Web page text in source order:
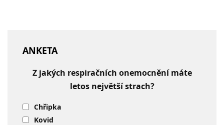
ANKETA
Z jakých respiračních onemocnění máte
letos největší strach?
Chřipka
Kovid